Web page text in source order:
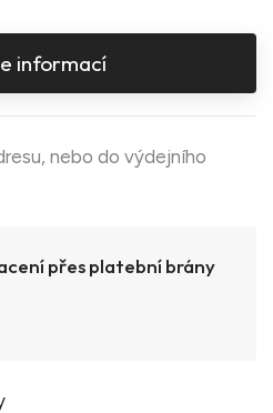
informací
nebo do výdejního
přes platební brány